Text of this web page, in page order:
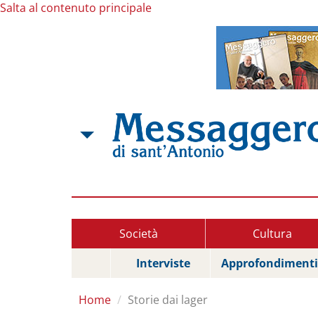
Salta al contenuto principale
Società Cultura
Interviste
Approfondimenti
Home Storie dai lager